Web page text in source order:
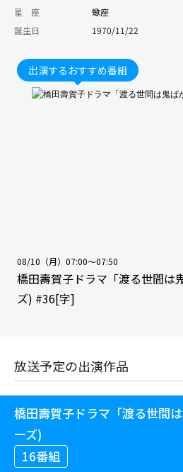
星 座
蠍座
誕生日
1970/11/22
出演するおすすめ番組
08/10（月）07:00～07:50
橋田壽賀子ドラマ「渡る世間は
ズ) #36[字]
放送予定の出演作品
橋田壽賀子ドラマ「渡る世間
ーズ)
16番組